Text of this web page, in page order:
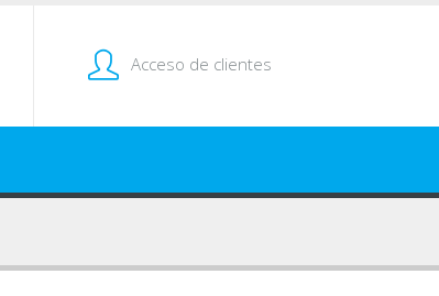
Acceso de clientes